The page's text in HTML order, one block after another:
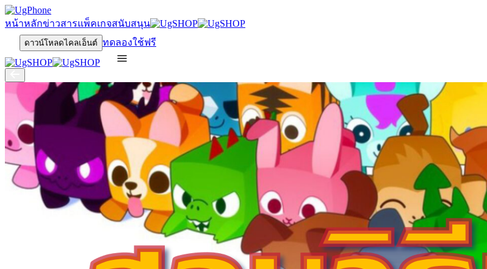
หน้าหลักข่าวสารแพ็คเกจสนับสนุน
ดาวน์โหลดไคลเอ็นต์ ทดลองใช้ฟรี